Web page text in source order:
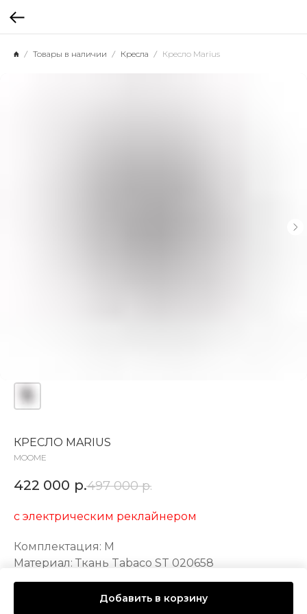
Товары в наличии Кресла Кресло Marius
КРЕСЛО MARIUS
MOOME
422 000 р.497 000 р.
Добавить в корзину
с электрическим реклайнером
Комплектация: М
Материал: Ткань Tabaco ST 020658
LxWxH: 70x76x119 mm